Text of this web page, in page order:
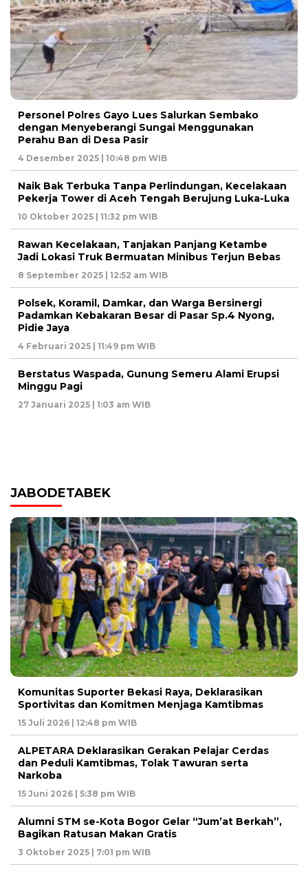
Personel Polres Gayo Lues Salurkan Sembako
dengan Menyeberangi Sungai Menggunakan
Perahu Ban di Desa Pasir
4 Desember 2025 | 10:48 pm WIB
Naik Bak Terbuka Tanpa Perlindungan, Kecelakaan
Pekerja Tower di Aceh Tengah Berujung Luka-Luka
10 Oktober 2025 | 11:32 pm WIB
Rawan Kecelakaan, Tanjakan Panjang Ketambe
Jadi Lokasi Truk Bermuatan Minibus Terjun Bebas
8 September 2025 | 12:52 am WIB
Polsek, Koramil, Damkar, dan Warga Bersinergi
Padamkan Kebakaran Besar di Pasar Sp.4 Nyong,
Pidie Jaya
4 Februari 2025 | 11:49 pm WIB
Berstatus Waspada, Gunung Semeru Alami Erupsi
Minggu Pagi
27 Januari 2025 | 1:03 am WIB
JABODETABEK
Komunitas Suporter Bekasi Raya, Deklarasikan
Sportivitas dan Komitmen Menjaga Kamtibmas
15 Juli 2026 | 12:48 pm WIB
ALPETARA Deklarasikan Gerakan Pelajar Cerdas
dan Peduli Kamtibmas, Tolak Tawuran serta
Narkoba
15 Juni 2026 | 5:38 pm WIB
Alumni STM se-Kota Bogor Gelar “Jum’at Berkah”,
Bagikan Ratusan Makan Gratis
3 Oktober 2025 | 7:01 pm WIB